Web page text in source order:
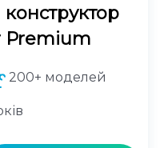
Premium
200+ моделей